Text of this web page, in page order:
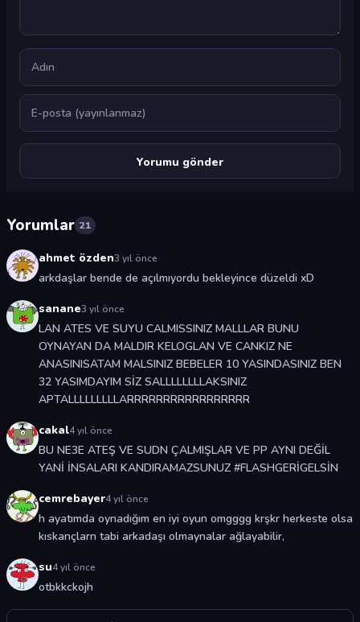
Ad
E-posta
Yorumlar 21
ahmet özden3 yıl önce
arkdaşlar bende de açılmıyordu bekleyince düzeldi xD
sanane3 yıl önce
LAN ATES VE SUYU CALMISSINIZ MALLLAR BUNU
OYNAYAN DA MALDIR KELOGLAN VE CANKIZ NE
ANASINISATAM MALSINIZ BEBELER 10 YASINDASINIZ BEN
32 YASIMDAYIM SİZ SALLLLLLLLAKSINIZ
APTALLLLLLLLLARRRRRRRRRRRRRRRRR
cakal4 yıl önce
BU NE3E ATEŞ VE SUDN ÇALMIŞLAR VE PP AYNI DEĞİL
YANİ İNSALARI KANDIRAMAZSUNUZ #FLASHGERİGELSİN
cemrebayer4 yıl önce
h ayatımda oynadığım en iyi oyun omgggg krşkr herkeste olsa
kıskançlarn tabi arkadaşı olmaynalar ağlayabilir,
su4 yıl önce
otbkkckojh